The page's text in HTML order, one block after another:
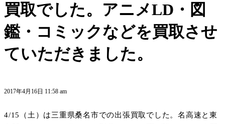
買取でした。アニメLD・図
鑑・コミックなどを買取させ
ていただきました。
2017年4月16日 11:58 am
4/15（土）は三重県桑名市での出張買取でした。名高速と東